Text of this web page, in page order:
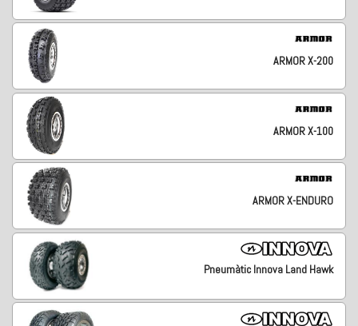
ARMOR X-200
ARMOR X-100
ARMOR X-ENDURO
Pneumàtic Innova Land Hawk